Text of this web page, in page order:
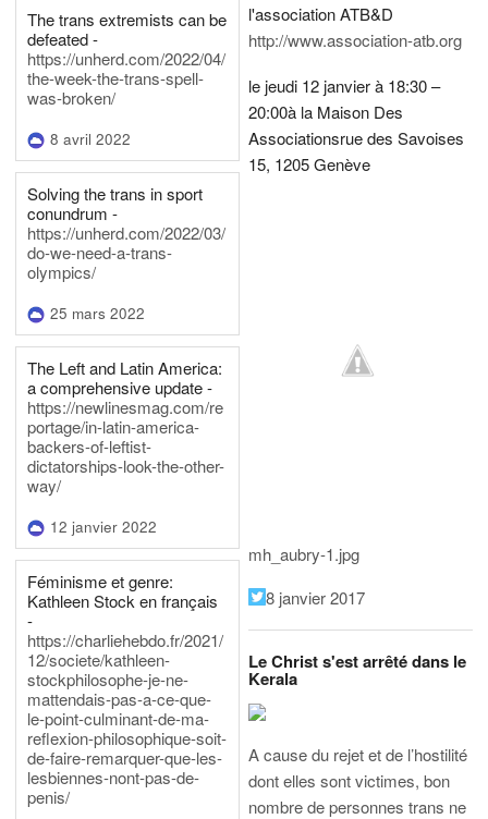
The trans extremists can be
defeated -
https://unherd.com/2022/04/
the-week-the-trans-spell-
was-broken/
8 avril 2022
Solving the trans in sport
conundrum -
https://unherd.com/2022/03/
do-we-need-a-trans-
olympics/
25 mars 2022
The Left and Latin America:
a comprehensive update -
https://newlinesmag.com/re
portage/in-latin-america-
backers-of-leftist-
dictatorships-look-the-other-
way/
12 janvier 2022
Féminisme et genre:
Kathleen Stock en français
-
https://charliehebdo.fr/2021/
12/societe/kathleen-
stockphilosophe-je-ne-
mattendais-pas-a-ce-que-
le-point-culminant-de-ma-
reflexion-philosophique-soit-
de-faire-remarquer-que-les-
lesbiennes-nont-pas-de-
penis/
l'association ATB&D
http://www.association-atb.org
le jeudi 12 janvier à 18:30 –
20:00à la Maison Des
Associationsrue des Savoises
15, 1205 Genève
mh_aubry-1.jpg
8 janvier 2017
Le Christ s'est arrêté dans le
Kerala
A cause du rejet et de l’hostilité
dont elles sont victimes, bon
nombre de personnes trans ne